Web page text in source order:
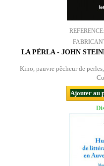
REFERENCE:
LA PÈRLA - JOHN
Kino, pauvre pêcheur de
Ajouter au